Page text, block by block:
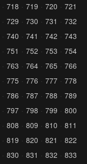
718 719 720
721
729 730 731
732
740 741 742
743
751 752 753
754
763 764 765
766
775 776 777
778
786 787 788
789
797 798 799
800
808 809 810
811
819 820 821
822
830 831 832
833